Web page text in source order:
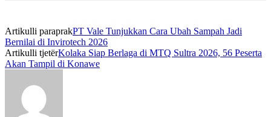
Artikulli paraprakPT Vale Tunjukkan Cara Ubah Sampah Jadi
Bernilai di Invirotech 2026
Artikulli tjetërKolaka Siap Berlaga di MTQ Sultra 2026, 56 Peserta
Akan Tampil di Konawe